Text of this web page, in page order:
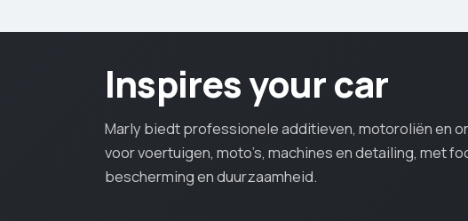
Inspires your car
Marly biedt professionele additieven, motoroliën en
voor voertuigen, moto’s, machines en detailing, met
bescherming en duurzaamheid.